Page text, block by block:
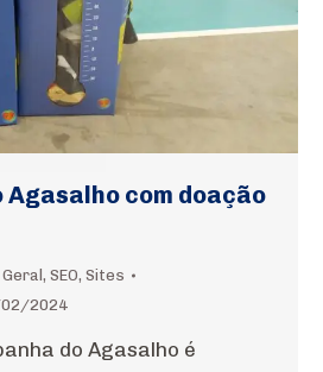
Agasalho com doação
Geral , SEO, Sites
2024
do Agasalho é